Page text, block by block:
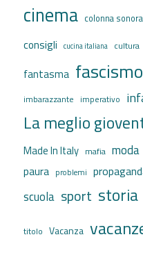
cinema colonna sonora
consigli cucina italiana cultura
fantasma fascismo
imbarazzante imperativo
La meglio
Made In Italy mafia moda
paura problemi
scuola sport storia
titolo Vacanza